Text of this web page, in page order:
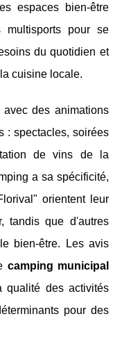
espaces bien-être
pour se
du quotidien et
cuisine locale.
des animations
: spectacles, soirées
de vins de la
a sa spécificité,
orientent leur
tandis que d'autres
bien-être. Les avis
camping municipal
qualité des activités
pour des